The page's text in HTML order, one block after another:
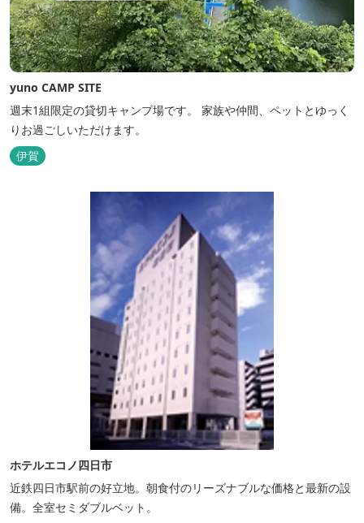
yuno CAMP SITE
週末1組限定の貸切キャンプ場です。 家族や仲間、ペットとゆっく
りお過ごしいただけます。
伊賀
ホテルエコノ四日市
近鉄四日市駅前の好立地。朝食付のリーズナブルな価格と最新の設
備。全室セミダブルベット。